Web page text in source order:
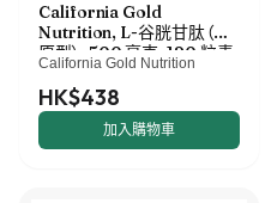
California Gold
Nutrition, L-谷胱甘肽（還
原型），500 毫克，120 粒素
食膠囊
California Gold Nutrition
HK$438
加入購物車